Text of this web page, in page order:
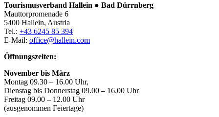
Tourismusverband Hallein ● Bad Dürrnberg
Mauttorpromenade 6
5400 Hallein, Austria
Tel.: +43 6245 85 394
E-Mail: office@hallein.com
Öffnungszeiten:
November bis März
Montag 09.30 – 16.00 Uhr,
Dienstag bis Donnerstag 09.00 – 16.00 Uhr
Freitag 09.00 – 12.00 Uhr
(ausgenommen Feiertage)